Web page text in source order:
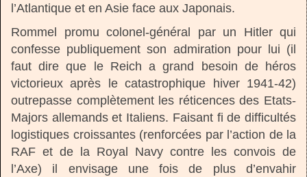
l’Atlantique et en Asie face aux Japonais.
Rommel promu colonel-général par un Hitler qui
confesse publiquement son admiration pour lui (il
faut dire que le Reich a grand besoin de héros
victorieux après le catastrophique hiver 1941-42)
outrepasse complètement les réticences des Etats-
Majors allemands et Italiens. Faisant fi de difficultés
logistiques croissantes (renforcées par l’action de la
RAF et de la Royal Navy contre les convois de
l’Axe) il envisage une fois de plus d’envahir